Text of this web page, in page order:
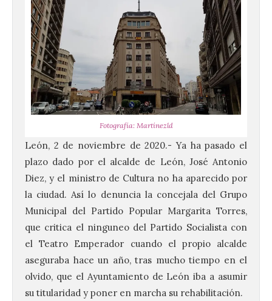
Fotografía: Martínezld
León, 2 de noviembre de 2020.- Ya ha pasado el
plazo dado por el alcalde de León, José Antonio
Diez, y el ministro de Cultura no ha aparecido por
la ciudad. Así lo denuncia la concejala del Grupo
Municipal del Partido Popular Margarita Torres,
que critica el ninguneo del Partido Socialista con
el Teatro Emperador cuando el propio alcalde
aseguraba hace un año, tras mucho tiempo en el
olvido, que el Ayuntamiento de León iba a asumir
su titularidad y poner en marcha su rehabilitación.